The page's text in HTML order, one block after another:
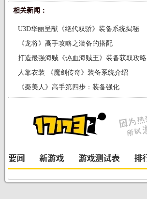
相关新闻：
U3D华丽呈献《绝代双骄》装备系统揭秘
《龙将》高手攻略之装备的搭配
打造最强海贼《热血海贼王》装备获取攻略
人靠衣装 《魔剑传奇》装备系统介绍
《秦美人》高手第四步：装备强化